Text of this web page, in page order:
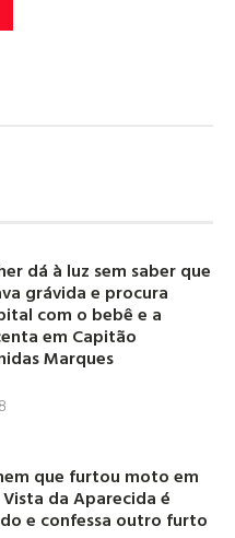
dá à luz sem saber que
grávida e procura
com o bebê e a
em Capitão
Marques
que furtou moto em
da Aparecida é
e confessa outro furto